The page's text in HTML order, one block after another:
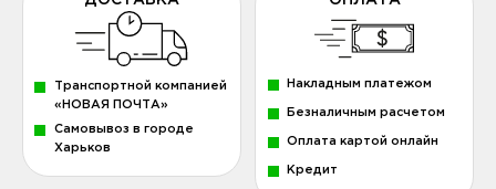
Транспортной компанией
«НОВАЯ ПОЧТА»
Самовывоз в городе
Харьков
Накладным платежом
Безналичным расчетом
Оплата картой онлайн
Кредит